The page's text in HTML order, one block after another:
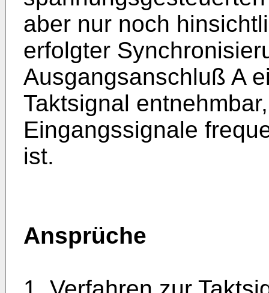
aber nur noch
erfolgter
Ausgangsanschluß A
Taktsignal
Eingangssignale
ist.
Ansprüche